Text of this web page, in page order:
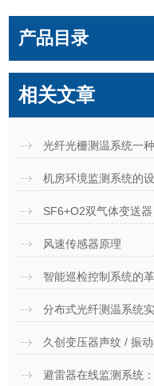
产品目录
相关文章
光纤光栅测温系统一
机房环境监测系统的
SF6+O2双气体变送
风速传感器原理
智能巡检控制系统的
分布式光纤测温系统
避雷器在线监测系统